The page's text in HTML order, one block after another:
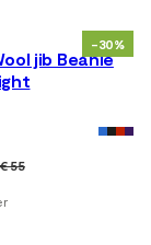
-30%
jib Beanie
55